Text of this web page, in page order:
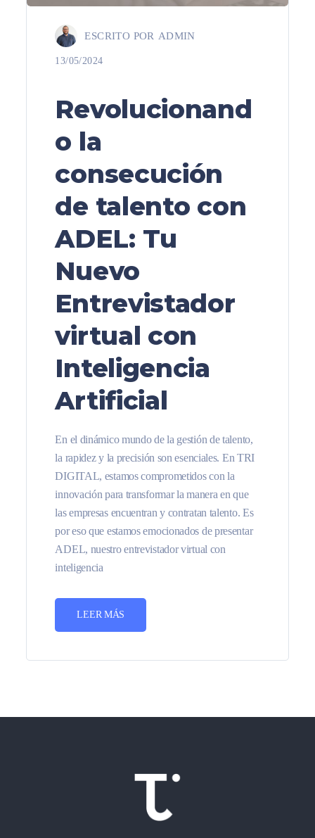
ESCRITO POR ADMIN
13/05/2024
Revolucionand
o la
consecución
de talento con
ADEL: Tu
Nuevo
Entrevistador
virtual con
Inteligencia
Artificial
En el dinámico mundo de la gestión de talento,
la rapidez y la precisión son esenciales. En TRI
DIGITAL, estamos comprometidos con la
innovación para transformar la manera en que
las empresas encuentran y contratan talento. Es
por eso que estamos emocionados de presentar
ADEL, nuestro entrevistador virtual con
inteligencia
LEER MÁS